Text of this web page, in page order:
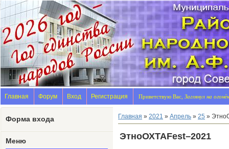
Главная Форум Вход Регистрация Приветствую Вас, Заглянул на огонёк
Форма входа
Меню
Главная » 2021 » Апрель » 25 »
ЭтноОХТАFest–2021